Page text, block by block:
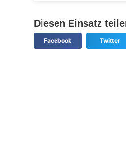
Diesen Einsatz
Facebook Twitter